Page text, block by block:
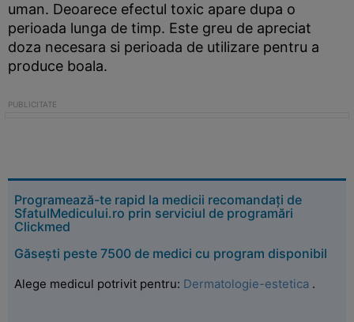
uman. Deoarece efectul toxic apare dupa o
perioada lunga de timp. Este greu de apreciat
doza necesara si perioada de utilizare pentru a
produce boala.
Programează-te rapid la medicii recomandați de
SfatulMedicului.ro prin serviciul de programări
Clickmed
Găsești peste 7500 de medici cu program disponibil
Alege medicul potrivit pentru: Dermatologie-estetica .